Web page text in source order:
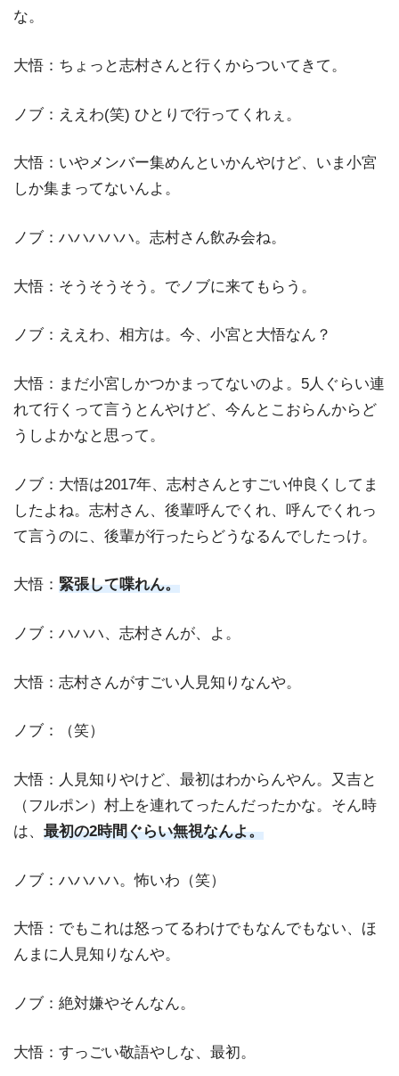
な。
大悟：ちょっと志村さんと行くからついてきて。
ノブ：ええわ(笑) ひとりで行ってくれぇ。
大悟：いやメンバー集めんといかんやけど、いま小宮
しか集まってないんよ。
ノブ：ハハハハハ。志村さん飲み会ね。
大悟：そうそうそう。でノブに来てもらう。
ノブ：ええわ、相方は。今、小宮と大悟なん？
大悟：まだ小宮しかつかまってないのよ。5人ぐらい連
れて行くって言うとんやけど、今んとこおらんからど
うしよかなと思って。
ノブ：大悟は2017年、志村さんとすごい仲良くしてま
したよね。志村さん、後輩呼んでくれ、呼んでくれっ
て言うのに、後輩が行ったらどうなるんでしたっけ。
大悟： 緊張して喋れん。
ノブ：ハハハ、志村さんが、よ。
大悟：志村さんがすごい人見知りなんや。
ノブ：（笑）
大悟：人見知りやけど、最初はわからんやん。又吉と
（フルポン）村上を連れてったんだったかな。そん時
は、 最初の2時間ぐらい無視なんよ。
ノブ：ハハハハ。怖いわ（笑）
大悟：でもこれは怒ってるわけでもなんでもない、ほ
んまに人見知りなんや。
ノブ：絶対嫌やそんなん。
大悟：すっごい敬語やしな、最初。